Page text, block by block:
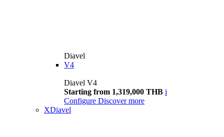
Diavel
V4
Diavel V4
Starting from 1,319,000 THB i
Configure Discover more
XDiavel